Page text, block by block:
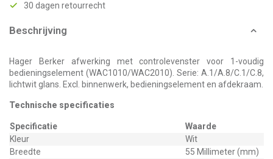
30 dagen retourrecht
Beschrijving
Hager Berker afwerking met controlevenster voor 1-voudig
bedieningselement (WAC1010/WAC2010). Serie: A.1/A.8/C.1/C.8,
lichtwit glans. Excl. binnenwerk, bedieningselement en afdekraam.
Technische specificaties
Specificatie
Waarde
Kleur
Wit
Breedte
55 Millimeter (mm)